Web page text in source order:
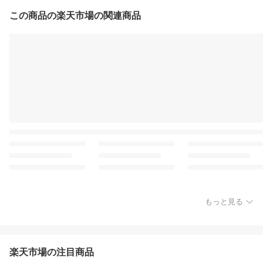
この商品の楽天市場の関連商品
もっと見る
楽天市場の注目商品